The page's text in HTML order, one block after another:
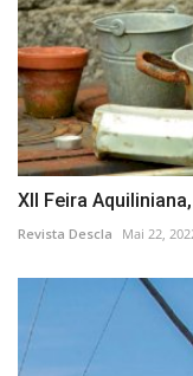
XII Feira
Revista Descla Mai 22,